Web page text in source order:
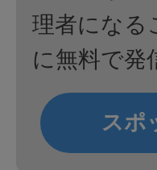
理者になる
に無料で発
スポ